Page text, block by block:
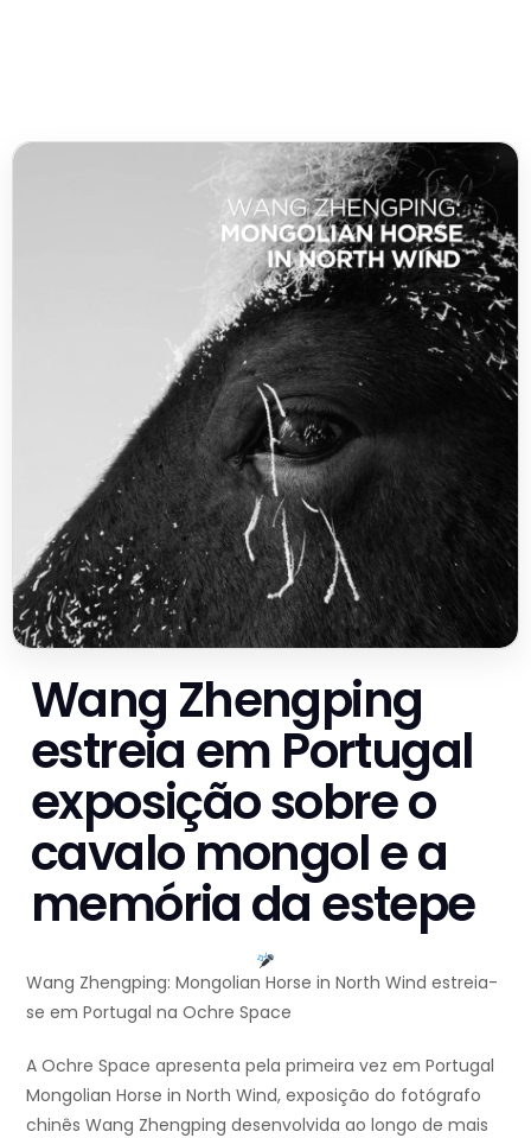
Wang Zhengping
estreia em Portugal
exposição sobre o
cavalo mongol e a
memória da estepe
Wang Zhengping: Mongolian Horse in North Wind estreia-
se em Portugal na Ochre Space
A Ochre Space apresenta pela primeira vez em Portugal
Mongolian Horse in North Wind, exposição do fotógrafo
chinês Wang Zhengping desenvolvida ao longo de mais